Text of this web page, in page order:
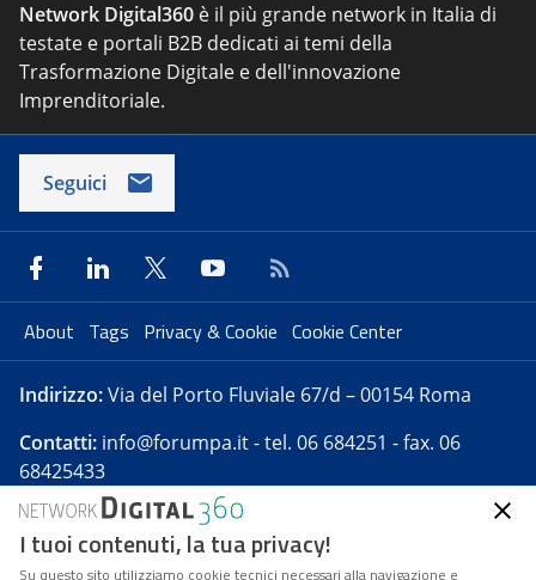
Network Digital360 è il più grande network in Italia di
testate e portali B2B dedicati ai temi della
Trasformazione Digitale e dell'innovazione
Imprenditoriale.
Seguici
About Tags Privacy & Cookie Cookie Center
Indirizzo:Via del Porto Fluviale 67/d – 00154 Roma
Contatti: info@forumpa.it- tel. 06 684251 - fax. 06
68425433
Forumpa.itè una pubblicazione telematica iscritta
presso Registro della stampa del Tribunale di Roma -
I tuoi contenuti, la tua privacy!
Su questo sito utilizziamo cookie tecnici necessari alla navigazione e